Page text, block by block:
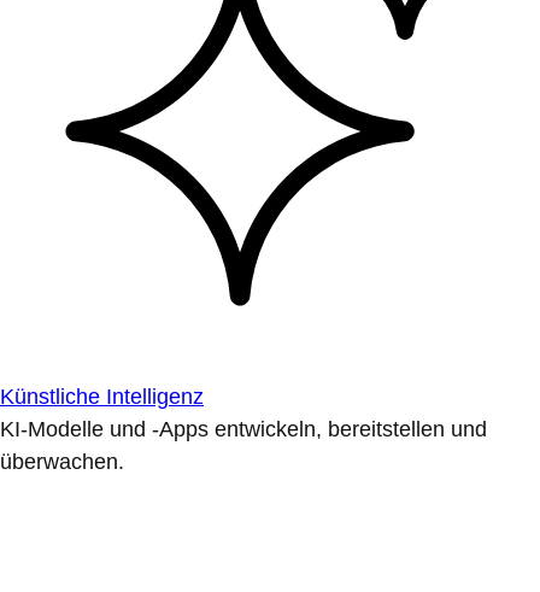
Künstliche Intelligenz
KI-Modelle und -Apps entwickeln, bereitstellen und
überwachen.